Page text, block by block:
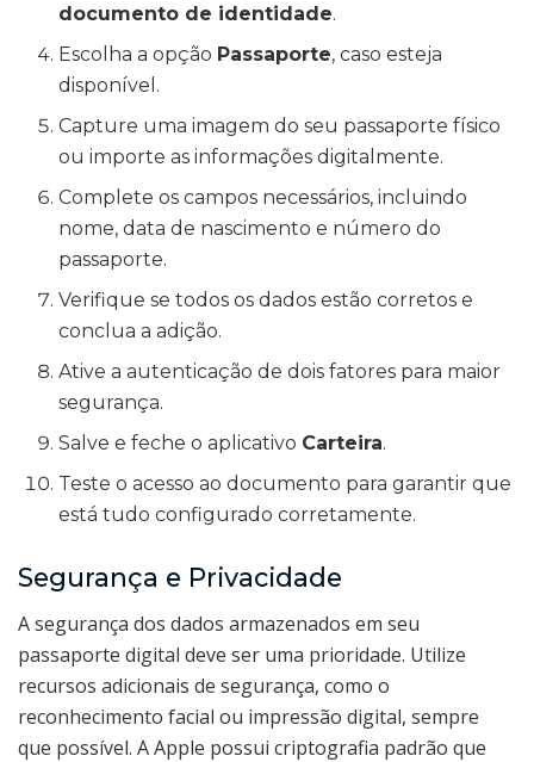
documento de identidade.
Escolha a opção Passaporte, caso esteja
disponível.
Capture uma imagem do seu passaporte físico
ou importe as informações digitalmente.
Complete os campos necessários, incluindo
nome, data de nascimento e número do
passaporte.
Verifique se todos os dados estão corretos e
conclua a adição.
Ative a autenticação de dois fatores para maior
segurança.
Salve e feche o aplicativo Carteira.
Teste o acesso ao documento para garantir que
está tudo configurado corretamente.
Segurança e Privacidade
A segurança dos dados armazenados em seu
passaporte digital deve ser uma prioridade. Utilize
recursos adicionais de segurança, como o
reconhecimento facial ou impressão digital, sempre
que possível. A Apple possui criptografia padrão que